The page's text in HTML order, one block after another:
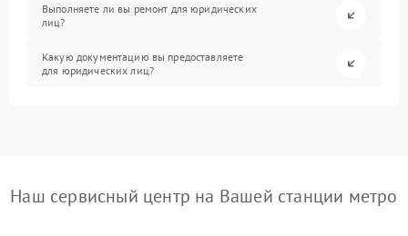
Выполняете ли вы ремонт для юридических
лиц?
Какую документацию вы предоставляете
для юридических лиц?
Наш сервисный центр на Вашей станции метро